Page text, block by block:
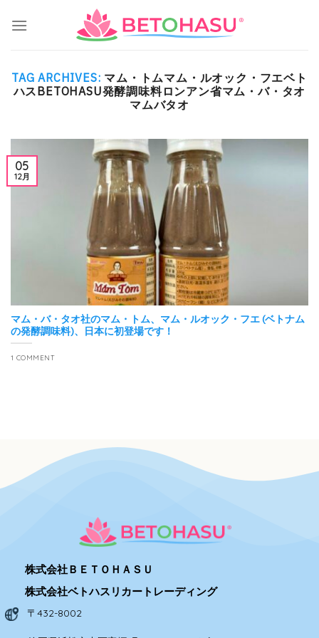
TAG ARCHIVES: マム・トムマム・ルオック・フエベト
ハスBETOHASU発酵調味料ロンアン省マム・バ・タオ
マムバタオ
マム・バ・タオ社のマム・トム、マム・ルオック・フエ (ベトナム
の発酵調味料)、日本に初登場です！
1 COMMENT
05
12月
株式会社ＢＥＴＯＨＡＳＵ
株式会社ベトハスリカートレーディング
〒432-8002